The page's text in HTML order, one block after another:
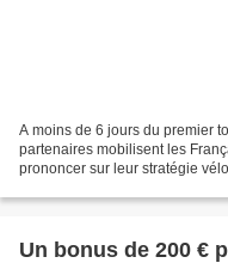
A moins de 6 jours du premier
partenaires mobilisent les
prononcer sur leur stratégie
Un bonus de 200 €